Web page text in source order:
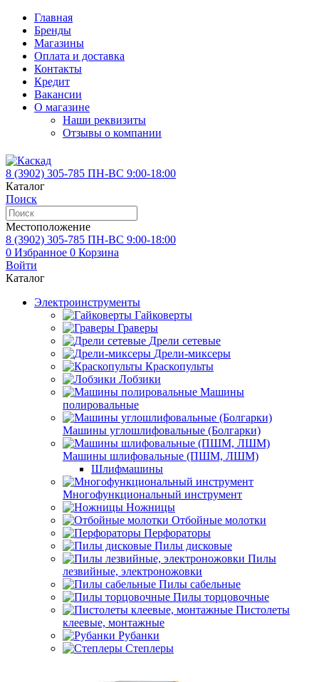
Главная
Бренды
Магазины
Оплата и доставка
Контакты
Кредит
Вакансии
О магазине
Наши реквизиты
Отзывы о компании
8 (3902) 305-785 ПН-ВС 9:00-18:00
Каталог
Поиск
Местоположение
8 (3902) 305-785 ПН-ВС 9:00-18:00
0 Избранное 0 Корзина
Войти
Каталог
Электроинструменты
Гайковерты
Граверы
Дрели сетевые
Дрели-миксеры
Краскопульты
Лобзики
Машины
полировальные
Машины углошлифовальные (Болгарки)
Машины шлифовальные (ПШМ, ЛШМ)
Шлифмашины
Многофункциональный инструмент
Ножницы
Отбойные молотки
Перфораторы
Пилы дисковые
Пилы
лезвийные, электроножовки
Пилы сабельные
Пилы торцовочные
Пистолеты
клеевые, монтажные
Рубанки
Степлеры